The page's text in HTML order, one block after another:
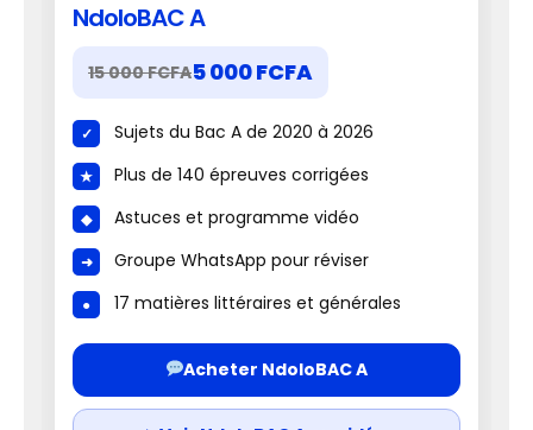
NdoloBAC A
15 000 FCFA5 000 FCFA
Sujets du Bac A de 2020 à 2026
Plus de 140 épreuves corrigées
Astuces et programme vidéo
Groupe WhatsApp pour réviser
17 matières littéraires et générales
Acheter NdoloBAC A